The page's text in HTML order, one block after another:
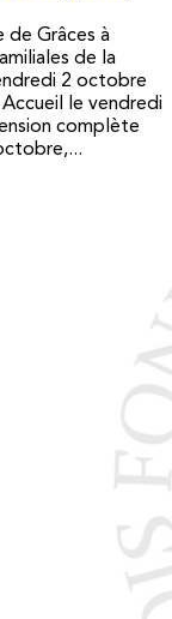
de Grâces à
de la
2 octobre
le vendredi
complète